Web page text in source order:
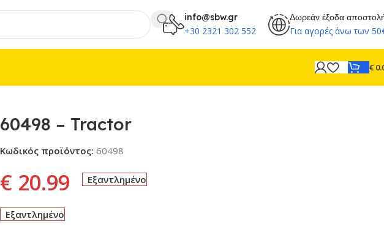
info@sbw.gr
+30 2321 302 552
Δωρεάν έξοδα
Για αγορές άνω των
€
60498 – Tractor
Κωδικός προϊόντος: 60498
€20.99 Εξαντλημένο
Εξαντλημένο